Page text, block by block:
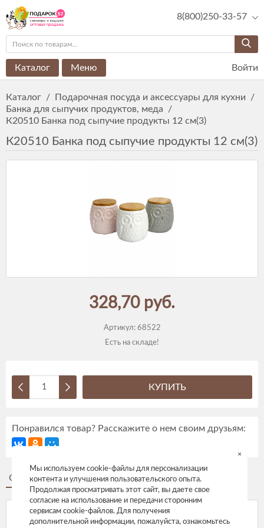
8(800)250-33-57
Каталог Меню Войти
Каталог / Подарочная посуда и аксессуары для кухни
/
Банка для сыпучих продуктов, меда
/
К20510 Банка под сыпучие продукты 12 см(3)
К20510 Банка под сыпучие продукты 12 см(3)
328,70 руб.
Артикул: 68522
Есть на складе!
КУПИТЬ
Понравился товар? Расскажите о нем своим друзьям:
Описание Отзывы
Мы используем cookie-файлы для персонализации
контента и улучшения пользовательского опыта.
Продолжая просматривать этот сайт, вы даете свое
согласие на использование и передачи сторонним
сервисам cookie-файлов. Для получения
дополнительной информации, пожалуйста, ознакомьтесь
×